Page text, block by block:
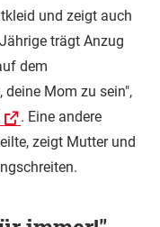
und zeigt auch
trägt Anzug
dem
Mom zu sein",
. Eine andere
zeigt Mutter und